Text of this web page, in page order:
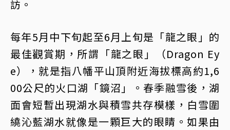
訪。
每年5月中下旬起至6月上旬是「龍之眼」的
最佳觀賞期，所謂「龍之眼」（Dragon Ey
e），就是指八幡平山頂附近海拔標高約1,6
00公尺的火口湖「鏡沼」。春季融雪後，湖
面會短暫出現湖水與積雪共存模樣，白雪圍
繞沁藍湖水就像是一顆巨大的眼睛。如果由